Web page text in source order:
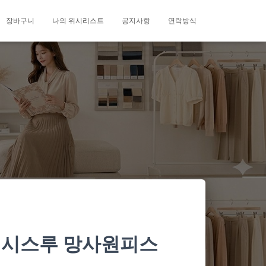
장바구니 나의 위시리스트 공지사항 연락방식
스루 망사원피스